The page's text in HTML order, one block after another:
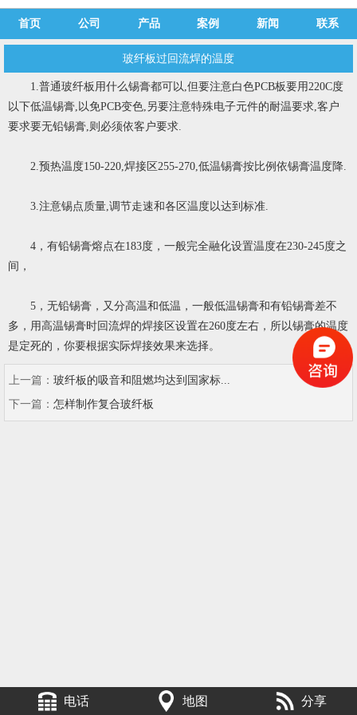
首页 公司 产品 案例 新闻 联系
玻纤板过回流焊的温度
1.普通玻纤板 用什么锡膏都可以,但要注意白色PCB板要用220C度
以下低温锡膏,以免PCB变色,另要注意特殊电子元件的耐温要求,客户
要求要无铅锡膏,则必须依客户要求.
2.预热温度150-220,焊接区255-270,低温锡膏按比例依锡膏温度降.
3.注意锡点质量,调节走速和各区温度以达到标准.
4，有铅锡膏熔点在183度，一般完全融化设置温度在230-245度之
间，
5，无铅锡膏，又分高温和低温，一般低温锡膏和有铅锡膏差不
多，用高温锡膏时回流焊的焊接区设置在260度左右， 所以锡膏的温度
是定死的，你要根据实际焊接效果来选择。
上一篇： 玻纤板的吸音和阻燃均达到国家标...
下一篇： 怎样制作复合玻纤板
电话 地图 分享